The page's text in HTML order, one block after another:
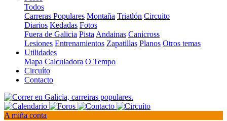
Todos
Carreras Populares Montaña Triatlón Circuito
Diarios Kedadas Fotos
Fuera de Galicia Pista Andainas Canicross
Lesiones Entrenamientos Zapatillas Planos Otros temas
Utilidades
Mapa Calculadora O Tempo
Circuíto
Contacto
A miña conta